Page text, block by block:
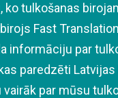
ko tulkošanas
Fast
informāciju par
paredzēti
vairāk par mūsu